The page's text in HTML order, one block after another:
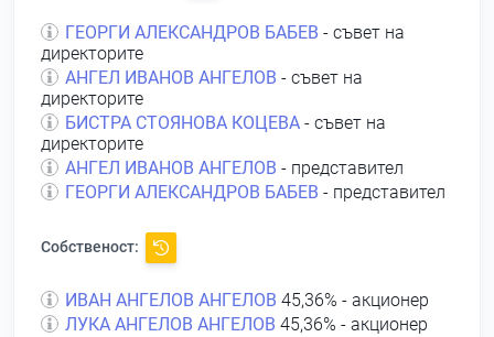
ГЕОРГИ АЛЕКСАНДРОВ БАБЕВ - съвет на
директорите
АНГЕЛ ИВАНОВ АНГЕЛОВ - съвет на
директорите
БИСТРА СТОЯНОВА КОЦЕВА - съвет на
директорите
АНГЕЛ ИВАНОВ АНГЕЛОВ - представител
ГЕОРГИ АЛЕКСАНДРОВ БАБЕВ - представител
Собственост:
ИВАН АНГЕЛОВ АНГЕЛОВ 45,36% - акционер
ЛУКА АНГЕЛОВ АНГЕЛОВ 45,36% - акционер